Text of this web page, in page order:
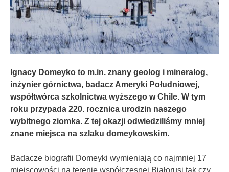
Ignacy Domeyko to m.in. znany geolog i mineralog,
inżynier górnictwa, badacz Ameryki Południowej,
współtwórca szkolnictwa wyższego w Chile. W tym
roku przypada 220. rocznica urodzin naszego
wybitnego ziomka. Z tej okazji odwiedziliśmy mniej
znane miejsca na szlaku domeykowskim.
Badacze biografii Domeyki wymieniają co najmniej 17
miejscowości na terenie współczesnej Białorusi tak czy